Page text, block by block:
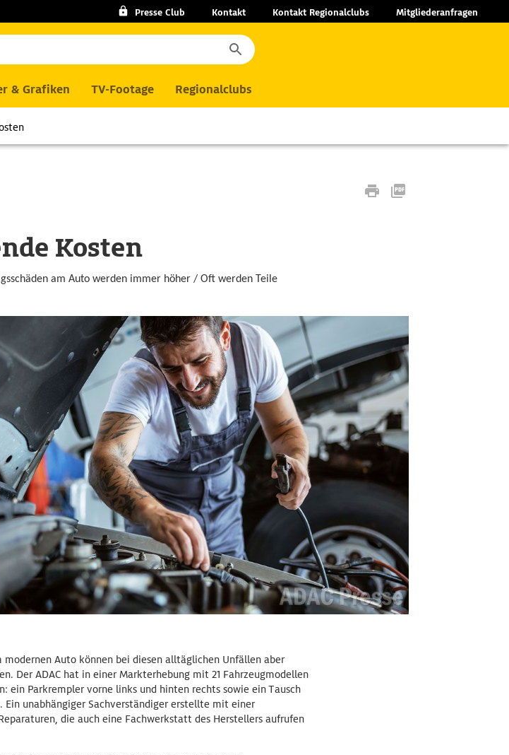
Presse Club Kontakt Kontakt Regionalclubs Mitgliederanfragen
& Grafiken TV-Footage Regionalclubs
Kosten
am Auto werden immer höher / Oft werden Teile
Auto können bei diesen alltäglichen Unfällen aber
Der ADAC hat in einer Markterhebung mit 21 Fahrzeugmodellen
ein Parkrempler vorne links und hinten rechts sowie ein Tausch
unabhängiger Sachverständiger erstellte mit einer
die auch eine Fachwerkstatt des Herstellers aufrufen